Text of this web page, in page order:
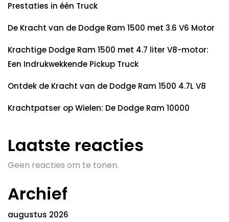
Prestaties in één Truck
De Kracht van de Dodge Ram 1500 met 3.6 V6 Motor
Krachtige Dodge Ram 1500 met 4.7 liter V8-motor:
Een Indrukwekkende Pickup Truck
Ontdek de Kracht van de Dodge Ram 1500 4.7L V8
Krachtpatser op Wielen: De Dodge Ram 10000
Laatste reacties
Geen reacties om te tonen.
Archief
augustus 2026